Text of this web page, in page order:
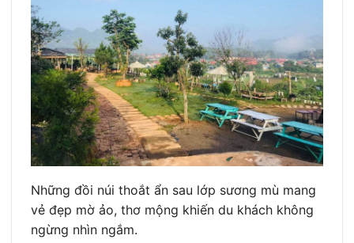
Những đồi núi thoắt ẩn sau lớp sương mù mang
vẻ đẹp mờ ảo, thơ mộng khiến du khách không
ngừng nhìn ngắm.